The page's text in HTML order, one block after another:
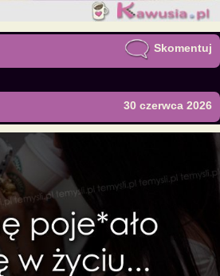
Skomentuj
30 czerwca 2026